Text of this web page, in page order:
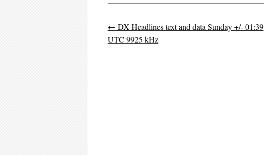
Post navigation
← DX Headlines text and data Sunday +/- 01:39
UTC 9925 kHz